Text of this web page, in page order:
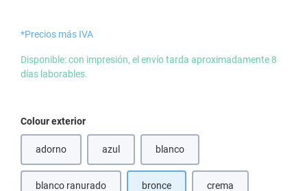
*Precios más IVA
Disponible: con impresión, el envío tarda aproximadamente 8
días laborables.
Seleccione
Colour exterior
adorno(Esta opción no está disponible en este momento.)
azul blanco(Esta opción no está disponible en
blanco ranurado bronce crema